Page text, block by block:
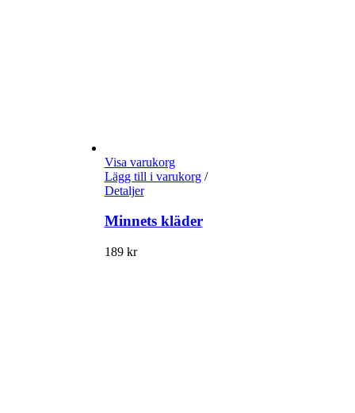
Visa varukorg
Lägg till i varukorg/
Detaljer
Minnets kläder
189 kr